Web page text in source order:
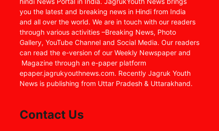
you the latest and breaking news in Hindi from India
and all over the world. We are in touch with our readers
through various activities –Breaking News, Photo
Gallery, YouTube Channel and Social Media. Our readers
can read the e-version of our Weekly Newspaper and
Magazine through an e-paper platform
epaper.jagrukyouthnews.com. Recently Jagruk Youth
News is publishing from Uttar Pradesh & Uttarakhand.
Contact Us